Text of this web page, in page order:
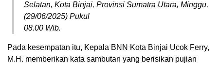
Selatan, Kota Binjai, Provinsi Sumatra Utara, Minggu,
(29/06/2025) Pukul
08.00 Wib.
Pada kesempatan itu, Kepala BNN Kota Binjai Ucok Ferry,
M.H. memberikan kata sambutan yang berisikan pujian